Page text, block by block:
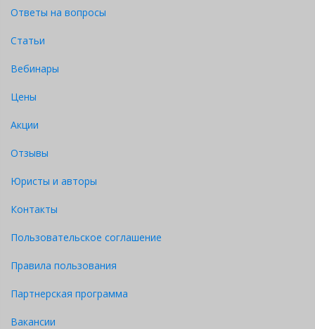
Ответы на вопросы
Статьи
Вебинары
Цены
Акции
Отзывы
Юристы и авторы
Контакты
Пользовательское соглашение
Правила пользования
Партнерская программа
Вакансии